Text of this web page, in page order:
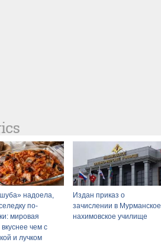
надоела,
по-
мировая
вкуснее чем с
и лучком
Издан приказ о
зачислении в Мурманское
нахимовское училище